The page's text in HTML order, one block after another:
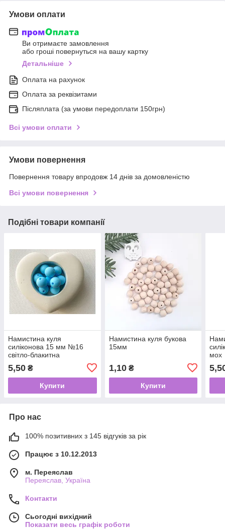
Умови оплати
Ви отримаєте замовлення
або гроші повернуться на вашу картку
Детальніше
Оплата на рахунок
Оплата за реквізитами
Післяплата (за умови передоплати 150грн)
Всі умови оплати
Умови повернення
Повернення товару впродовж 14 днів за домовленістю
Всі умови повернення
Подібні товари компанії
Намистина куля
силіконова 15 мм №16
світло-блакитна
5,50 ₴
Купити
Намистина куля букова
15мм
1,10₴
Купити
мох
Про нас
100% позитивних з 145 відгуків за рік
Працює з 10.12.2013
м. Переяслав
Переяслав, Україна
Контакти
Сьогодні вихідний
Показати весь графік роботи